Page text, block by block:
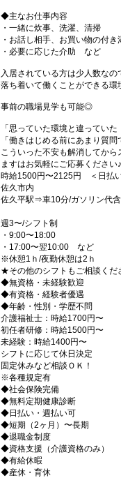
◆主なお仕事内容
・一緒に炊事、洗濯、清掃
・お話し相手、お買い物の付き
・必要に応じた介助 など
入居されている方は少人数なの
落ち着いて働くことができる環
事前の職場見学も可能◎
「思っていた環境と違っていた
「働きはじめる前にあまり質問
こういった不安も解消してから
ますはお気軽にご応募ください♪
時給1500円〜2125円 ＜日払
佐久市内
佐久平駅⇒車10分/ガソリン代
週3〜/シフト制
・9:00〜18:00
・17:00〜翌10:00 など
※休憩1ｈ/夜勤休憩は2ｈ
★その他のシフトもご相談くだ
◆無資格・未経験歓迎
◆有資格・経験者優遇
◆年齢・性別・学歴不問
介護福祉士：時給1700円〜
初任者研修：時給1500円〜
未経験：時給1400円〜
シフトに応じて休日決定
固定休みなど相談ＯＫ！
※各種規定有
◆社会保険完備
◆無料定期健康診断
◆日払い・週払い可
◆短期（2ヶ月）〜長期
◆退職金制度
◆資格支援（介護資格のみ）
◆有給休暇
◆産休・育休